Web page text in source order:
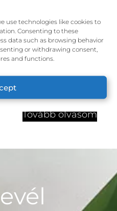
use technologies like cookies to
Consenting to these
data such as browsing behavior
or withdrawing consent,
and functions.
Tovább olvasom